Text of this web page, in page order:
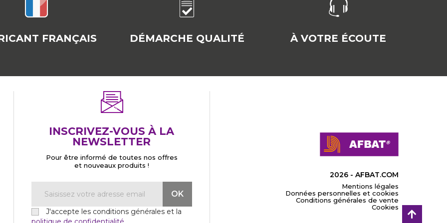
FRANÇAIS DÉMARCHE QUALITÉ À VOTRE ÉCOUTE
INSCRIVEZ-VOUS À LA
NEWSLETTER
Pour être informé de toutes nos offres
et nouveaux produits !
J'accepte les conditions générales et la
2026 - AFBAT.COM
Mentions légales
Données personnelles et cookies
Conditions générales de vente
Cookies